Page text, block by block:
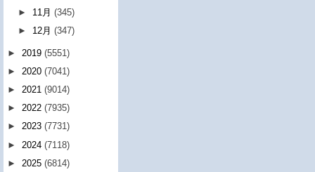
► 11月(345)
► 12月(347)
► 2019 (5551)
► 2020 (7041)
► 2021 (9014)
► 2022 (7935)
► 2023 (7731)
► 2024 (7118)
► 2025 (6814)